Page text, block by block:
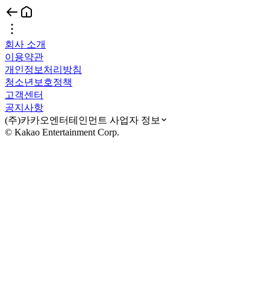
회사 소개
이용약관
개인정보처리방침
청소년보호정책
고객센터
공지사항
(주)카카오엔터테인먼트 사업자 정보
© Kakao Entertainment Corp.